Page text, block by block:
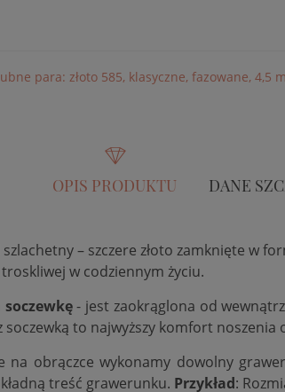
para: złoto 585, klasyczne, fazowane, 4,5
OPIS PRODUKTU DANE
– szczere złoto zamknięte w
w codziennym życiu.
soczewkę- jest zaokrąglona od
soczewką to najwyższy komfort noszenia
na obrączce wykonamy dowolny
treść grawerunku. Przykład: